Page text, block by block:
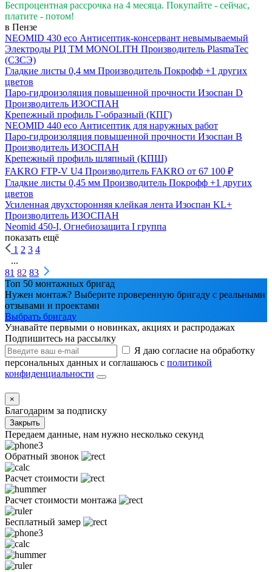
Беспроцентная рассрочка на 4 месяца. Покупайте - сейчас,
платите - потом!
в Пензе
NEOMID 430 eco Антисептик-консервант невымываемый
Электроды РЦ ТМ MONOLITH Производитель PlasmaTec
(СЗСЭ)
Гладкие листы 0,4 мм Производитель Покрофф +1 других
цветов
Паро-гидроизоляция повышенной прочности Изоспан D
Производитель ИЗОСПАН
Крепежный профиль Г-образный (КПГ)
NEOMID 440 eco Антисептик для наружных работ
Паро-гидроизоляция повышенной прочности Изоспан B
Производитель ИЗОСПАН
Крепежный профиль шляпный (КПШ)
FAKRO FTP-V U4 Производитель FAKRO от 67 100 ₽
Гладкие листы 0,45 мм Производитель Покрофф +1 других
цветов
Усиленная двухсторонняя клейкая лента Изоспан KL+
Производитель ИЗОСПАН
Neomid 450-I, Огнебиозащита I группа
показать ещё
1 2 3 4
...
81 82 83
Топ 50 монтажных бригад
Нужен монтаж? Выберите проверенную бригаду с реальными
отзывами и проектами
Выбрать бригаду
Узнавайте первыми о новинках, акциях и распродажах
Подпишитесь на рассылку
Я даю согласие на обработку
персональных данных и соглашаюсь с политикой
конфиденциальности
×
Благодарим за подписку
Закрыть
Передаем данные, нам нужно несколько секунд
Обратный звонок
Расчет стоимости
Расчет стоимости монтажа
Бесплатный замер